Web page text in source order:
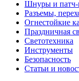
Шнуры и патч-
Разъемы,
Огнестойкие
Праздничная
Светотехника
Инструменты
Безопасность
Статьи и